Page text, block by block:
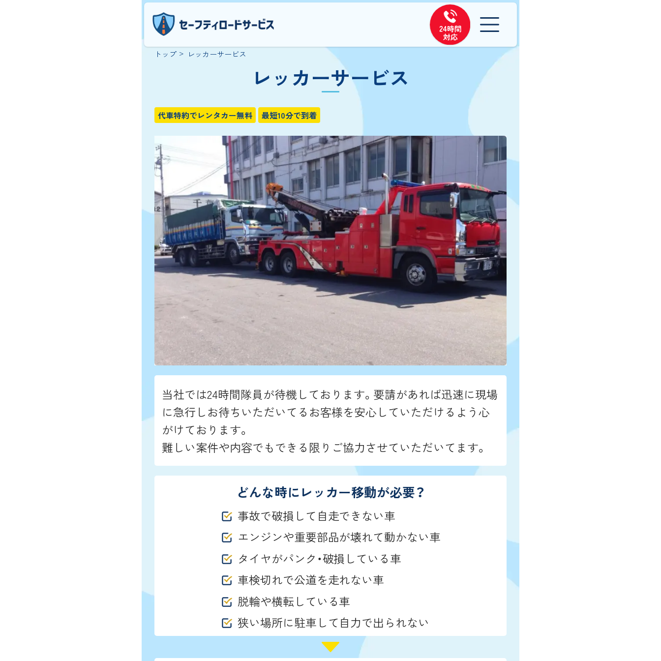
トップ レッカーサービス
レッカーサービス
代車特約でレンタカー無料 最短10分で到着
当社では24時間隊員が待機しております。要請があれば迅速に現場
に急行しお待ちいただいてるお客様を安心していただけるよう心
がけております。
難しい案件や内容でもできる限りご協力させていただいてます。
どんな時にレッカー移動が必要？
事故で破損して自走できない車
エンジンや重要部品が壊れて動かない車
タイヤがパンク・破損している車
車検切れで公道を走れない車
脱輪や横転している車
狭い場所に駐車して自力で出られない